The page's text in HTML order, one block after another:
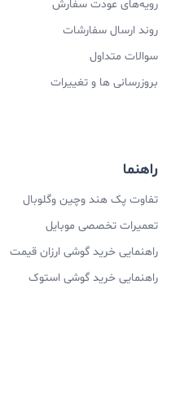
رویه‌های عودت سفارش
روند ارسال سفارشات
سوالات متداول
بروزرسانی ها و تغییرات
راهنما
تفاوت پک هند وچین وگلوبال
تعمیرات تخصصی موبایل
راهنمایی خرید گوشی ارزان قیمت
راهنمایی خرید گوشی استوک